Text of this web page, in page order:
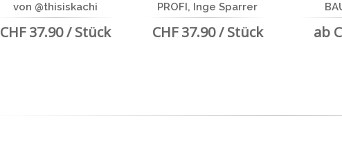
von @thisiskachi
CHF 37.90 / Stück
PROFI, Inge Sparrer
CHF 37.90 / Stück
ab